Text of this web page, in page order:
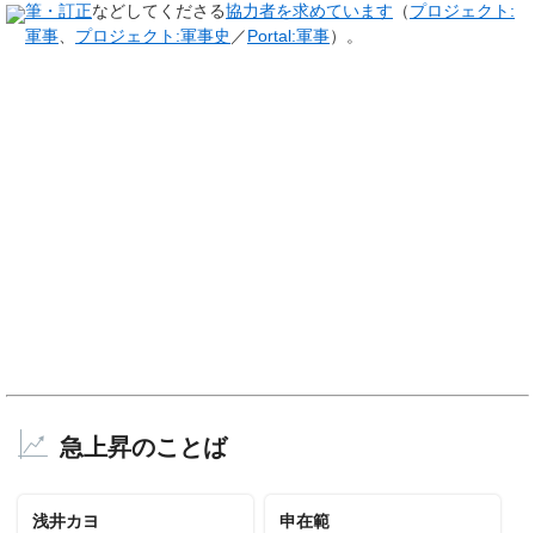
筆・訂正などしてくださる協力者を求めています （プロジェクト:
軍事、 プロジェクト:軍事史 ／Portal:軍事）。
急上昇のことば
浅井カヨ 申在範